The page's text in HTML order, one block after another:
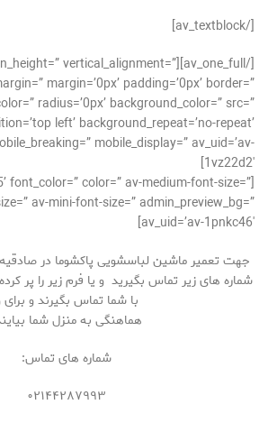
[/av_textblock]
first min_height=” vertical_alignment=”
margin=’0px’ padding=’0px’ border=”
radius=’0px’ background_color=” src=”
left’ background_repeat=’no-repeat’
mobile_display=” av_uid=’av-
1vz22d2′]
font_color=” color=” av-medium-font-size=”
av-mini-font-size=” admin_preview_bg=”
av_uid=’av-1pnkc46′]
جهت تعمیر ماشین لباسشویی پاکشوما در صادقیه
شماره های زیر تماس بگیرید و یا فرم زیر را پر
با شما تماس بگیرند و برای
هماهنگی به منزل شما
شماره های تماس:
۰۲۱۴۴۲۸۷۹۹۳